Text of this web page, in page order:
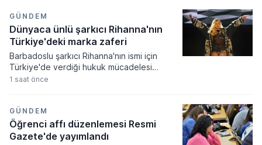
yeni faaliyet izinleri verilirken bazı
işletmelerin yetkileri iptal edildi.
GÜNDEM
Dünyaca ünlü şarkıcı Rihanna'nın
Türkiye'deki marka zaferi
Barbadoslu şarkıcı Rihanna'nın ismi için
Türkiye'de verdiği hukuk mücadelesi
zaferle sonuçlandı. Mahkeme heyeti
tüketicilerde yanılgı uyandıracağı
gerekçesiyle iptal etti.
1 saat önce
GÜNDEM
Öğrenci affı düzenlemesi Resmi
Gazete'de yayımlandı